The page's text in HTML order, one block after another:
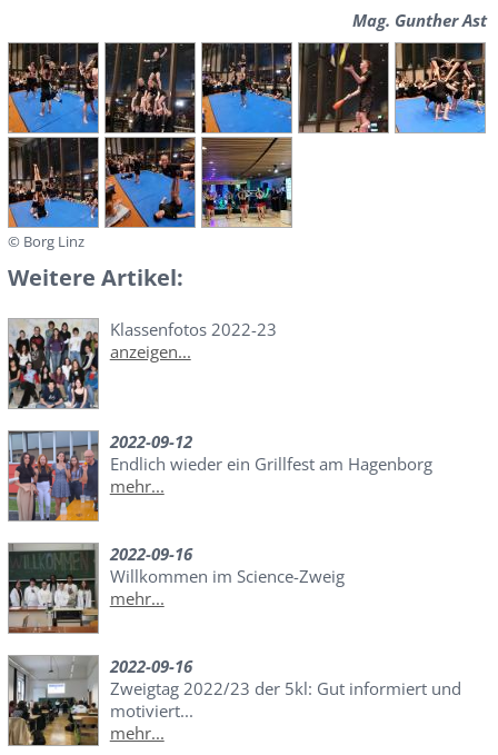
Mag. Gunther Ast
© Borg Linz
Weitere Artikel:
Klassenfotos 2022-23
anzeigen...
2022-09-12
Endlich wieder ein Grillfest am Hagenborg
mehr...
2022-09-16
Willkommen im Science-Zweig
mehr...
2022-09-16
Zweigtag 2022/23 der 5kl: Gut informiert und
motiviert...
mehr...